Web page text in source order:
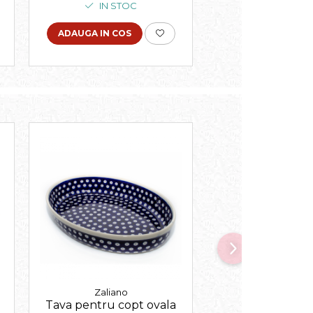
IN STOC
ADAUGA IN COS
Zaliano
Tava pentru copt ovala